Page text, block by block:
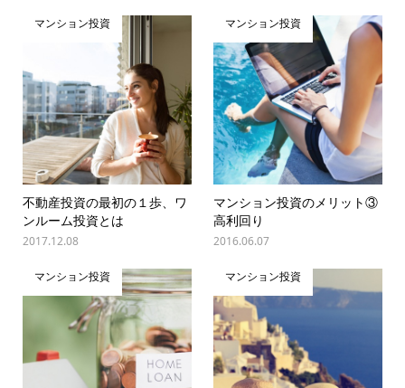
マンション投資
不動産投資の最初の１歩、ワ
ンルーム投資とは
2017.12.08
マンション投資
マンション投資のメリット③
高利回り
2016.06.07
マンション投資 マンション投資